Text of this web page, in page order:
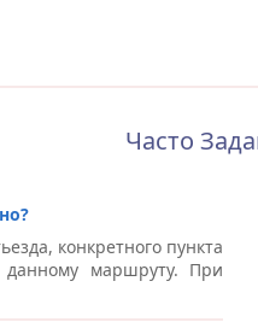
Часто
конкретного пункта
маршруту. При